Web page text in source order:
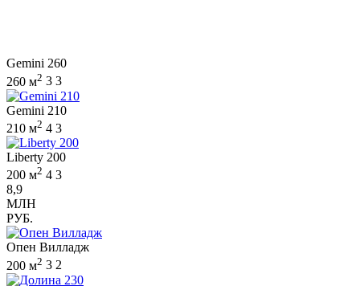
Gemini 260
260 м2 3 3
Gemini 210
210 м2 4 3
Liberty 200
200 м2 4 3
8,9
МЛН
РУБ.
Опен Вилладж
200 м2 3 2